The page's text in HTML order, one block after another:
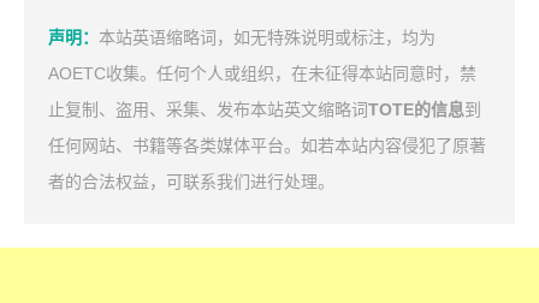
声明： 本站英语缩略词，如无特殊说明或标注，均为
AOETC收集。任何个人或组织，在未征得本站同意时，禁
止复制、盗用、采集、发布本站英文缩略词TOTE的信息到
任何网站、书籍等各类媒体平台。如若本站内容侵犯了原著
者的合法权益，可联系我们进行处理。